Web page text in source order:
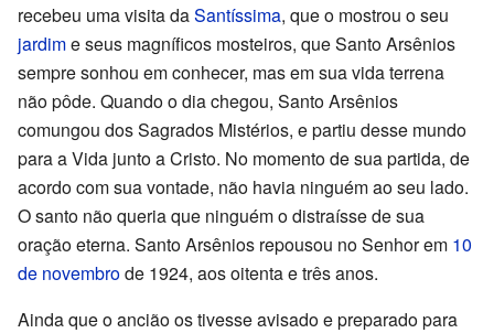
recebeu uma visita daSantíssima, que o mostrou o seu
jardime seus magníficos mosteiros, que Santo Arsênios
sempre sonhou em conhecer, mas em sua vida terrena
não pôde. Quando o dia chegou, Santo Arsênios
comungou dos Sagrados Mistérios, e partiu desse mundo
para a Vida junto a Cristo. No momento de sua partida, de
acordo com sua vontade, não havia ninguém ao seu lado.
O santo não queria que ninguém o distraísse de sua
oração eterna. Santo Arsênios repousou no Senhor em 10
de novembrode 1924, aos oitenta e três anos.
Ainda que o ancião os tivesse avisado e preparado para